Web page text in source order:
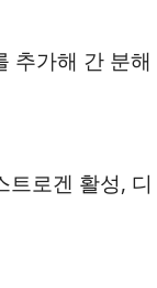
추가해 간 분해
로겐 활성, 디